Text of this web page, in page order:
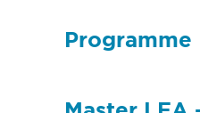
Programme